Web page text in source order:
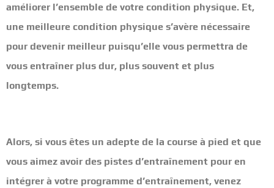
améliorer l’ensemble de votre condition physique. Et,
une meilleure condition physique s’avère nécessaire
pour devenir meilleur puisqu’elle vous permettra de
vous entraîner plus dur, plus souvent et plus
longtemps.
Alors, si vous êtes un adepte de la course à pied et que
vous aimez avoir des pistes d’entraînement pour en
intégrer à votre programme d’entraînement, venez